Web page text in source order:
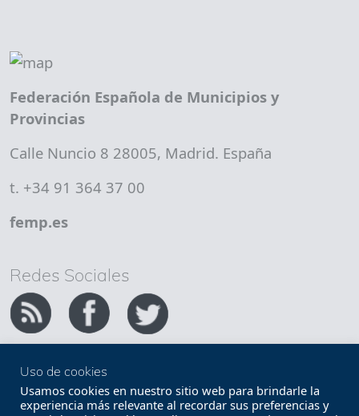
Federación Española de Municipios y
Provincias
Calle Nuncio 8 28005, Madrid. España
t. +34 91 364 37 00
femp.es
Redes Sociales
Copyright FEMP
Accesibilidad
Uso de cookies
Usamos cookies en nuestro sitio web para brindarle la
experiencia más relevante al recordar sus preferencias y